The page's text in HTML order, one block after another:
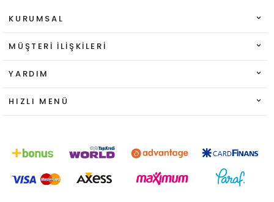
KURUMSAL
MÜŞTERI İLIŞKILERI
YARDIM
HIZLI MENÜ